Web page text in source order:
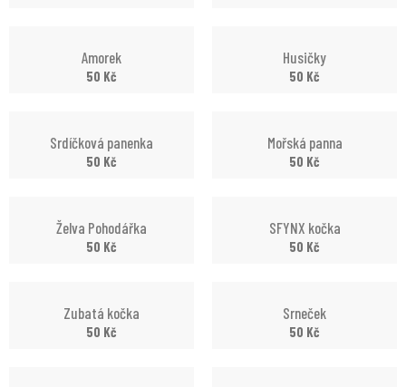
Amorek
50 Kč
Husičky
50 Kč
Srdíčková panenka
50 Kč
Mořská panna
50 Kč
Želva Pohodářka
50 Kč
SFYNX kočka
50 Kč
Zubatá kočka
50 Kč
Srneček
50 Kč